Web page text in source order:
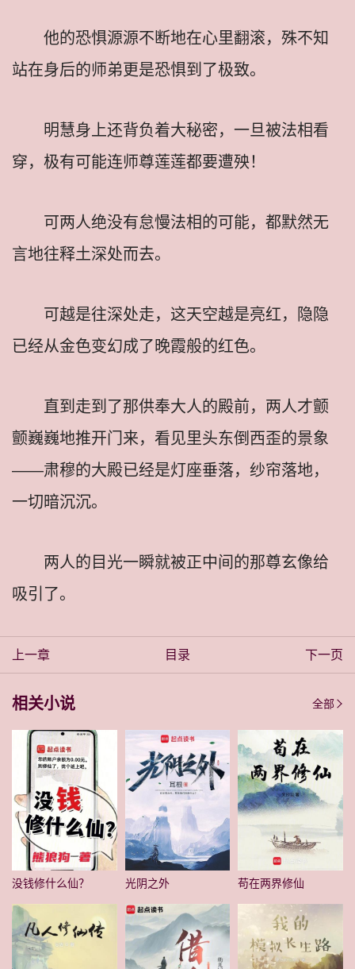
他的恐惧源源不断地在心里翻滚，殊不知
站在身后的师弟更是恐惧到了极致。
明慧身上还背负着大秘密，一旦被法相看
穿，极有可能连师尊莲莲都要遭殃！
可两人绝没有怠慢法相的可能，都默然无
言地往释土深处而去。
可越是往深处走，这天空越是亮红，隐隐
已经从金色变幻成了晚霞般的红色。
直到走到了那供奉大人的殿前，两人才颤
颤巍巍地推开门来，看见里头东倒西歪的景象
——肃穆的大殿已经是灯座垂落，纱帘落地，
一切暗沉沉。
两人的目光一瞬就被正中间的那尊玄像给
吸引了。
上一章 目录 下一页
相关小说 全部
没钱修什么仙？ 光阴之外 苟在两界修仙